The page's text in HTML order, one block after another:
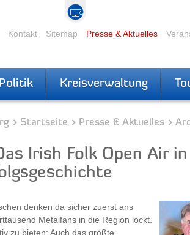
Kontakt Sitemap Presse & Aktuelles
Politik Kreisverwaltung
Startseite Presse & Aktuelles
Irish Folk Open Air
denken da sicher zuerst ans
Metalfans in die Region lockt.
zu bieten: Auch das größte